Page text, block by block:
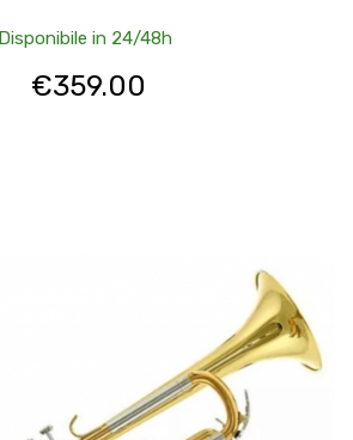
Disponibile in 24/48h
€359.00